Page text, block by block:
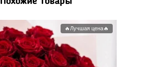
🔥Лучшая цена🔥